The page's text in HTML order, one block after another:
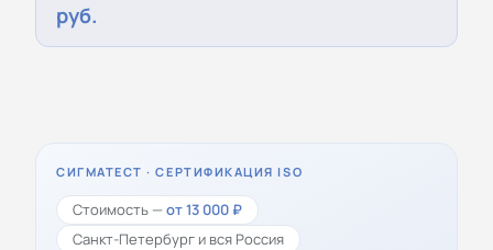
руб.
СИГМАТЕСТ · СЕРТИФИКАЦИЯ ISO
Стоимость —от 13 000 ₽
Санкт-Петербург и вся Россия